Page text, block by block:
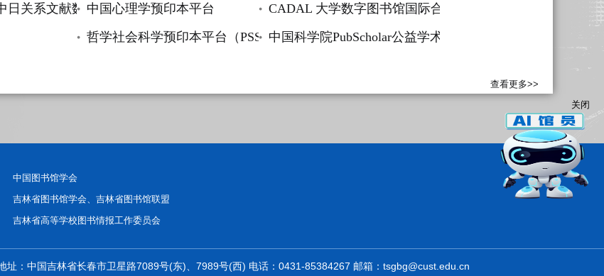
日关系文献数据平台中国心理学预印本平台
CADAL 大学数字图书馆国际合作计划
哲学社会科学预印本平台（PSSXiv）中国科学院PubScholar公益学术平台
查看更多>>
中国图书馆学会
吉林省图书馆学会、吉林省图书馆联盟
吉林省高等学校图书情报工作委员会
址：中国吉林省长春市卫星路7089号(东)、7989号(西) 电话：0431-85384267 邮箱：tsgbg@cust.edu.cn
关闭